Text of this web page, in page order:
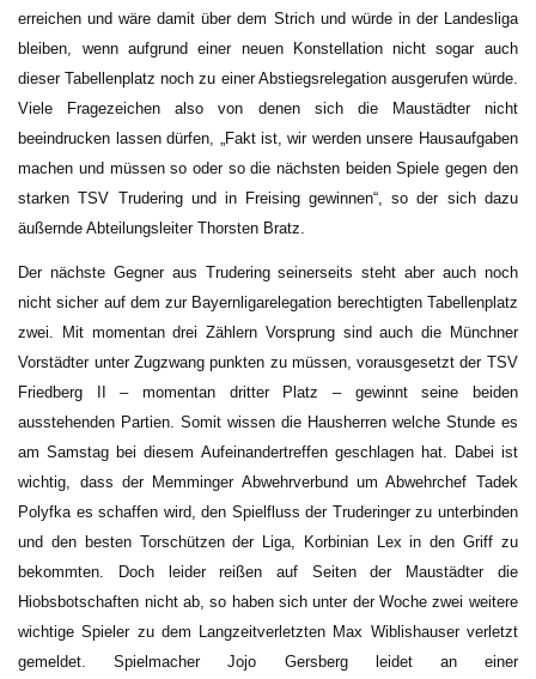
erreichen und wäre damit über dem Strich und würde in der Landesliga
bleiben, wenn aufgrund einer neuen Konstellation nicht sogar auch
dieser Tabellenplatz noch zu einer Abstiegsrelegation ausgerufen würde.
Viele Fragezeichen also von denen sich die Maustädter nicht
beeindrucken lassen dürfen, „Fakt ist, wir werden unsere Hausaufgaben
machen und müssen so oder so die nächsten beiden Spiele gegen den
starken TSV Trudering und in Freising gewinnen“, so der sich dazu
äußernde Abteilungsleiter Thorsten Bratz.
Der nächste Gegner aus Trudering seinerseits steht aber auch noch
nicht sicher auf dem zur Bayernligarelegation berechtigten Tabellenplatz
zwei. Mit momentan drei Zählern Vorsprung sind auch die Münchner
Vorstädter unter Zugzwang punkten zu müssen, vorausgesetzt der TSV
Friedberg II – momentan dritter Platz – gewinnt seine beiden
ausstehenden Partien. Somit wissen die Hausherren welche Stunde es
am Samstag bei diesem Aufeinandertreffen geschlagen hat. Dabei ist
wichtig, dass der Memminger Abwehrverbund um Abwehrchef Tadek
Polyfka es schaffen wird, den Spielfluss der Truderinger zu unterbinden
und den besten Torschützen der Liga, Korbinian Lex in den Griff zu
bekommten. Doch leider reißen auf Seiten der Maustädter die
Hiobsbotschaften nicht ab, so haben sich unter der Woche zwei weitere
wichtige Spieler zu dem Langzeitverletzten Max Wiblishauser verletzt
gemeldet. Spielmacher Jojo Gersberg leidet an einer